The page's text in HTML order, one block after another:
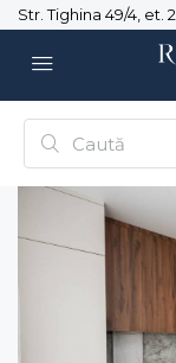
Str. Tighina 49/4, et. 2